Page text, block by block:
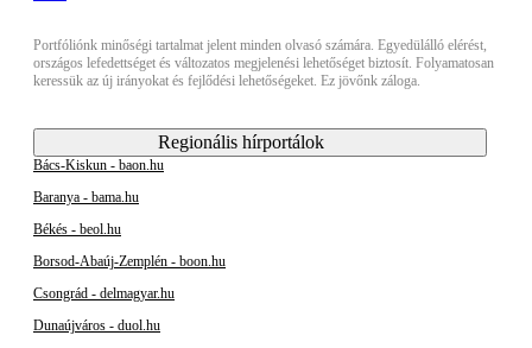
Portfóliónk minőségi tartalmat jelent minden olvasó számára. Egyedülálló elérést,
országos lefedettséget és változatos megjelenési lehetőséget biztosít. Folyamatosan
keressük az új irányokat és fejlődési lehetőségeket. Ez jövőnk záloga.
Regionális hírportálok
Bács-Kiskun - baon.hu
Baranya - bama.hu
Békés - beol.hu
Borsod-Abaúj-Zemplén - boon.hu
Csongrád - delmagyar.hu
Dunaújváros - duol.hu